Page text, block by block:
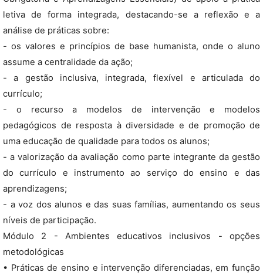
letiva de forma integrada, destacando-se a reflexão e a
análise de práticas sobre:
- os valores e princípios de base humanista, onde o aluno
assume a centralidade da ação;
- a gestão inclusiva, integrada, flexível e articulada do
currículo;
- o recurso a modelos de intervenção e modelos
pedagógicos de resposta à diversidade e de promoção de
uma educação de qualidade para todos os alunos;
- a valorização da avaliação como parte integrante da gestão
do currículo e instrumento ao serviço do ensino e das
aprendizagens;
- a voz dos alunos e das suas famílias, aumentando os seus
níveis de participação.
Módulo 2 - Ambientes educativos inclusivos - opções
metodológicas
• Práticas de ensino e intervenção diferenciadas, em função